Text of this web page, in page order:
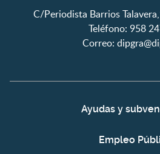
C/Periodista Barrios
Teléfono: 958
Correo:
Ayudas y
Empleo